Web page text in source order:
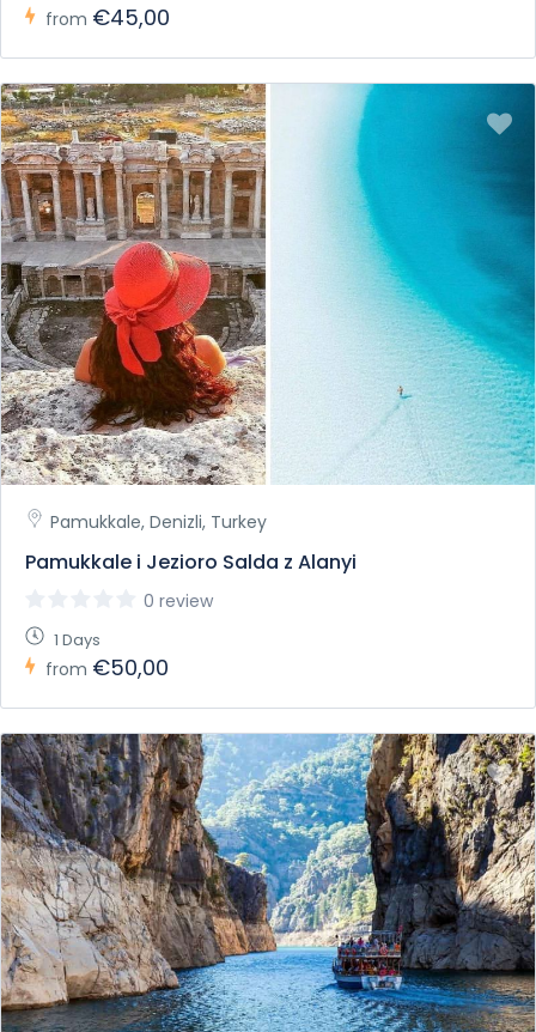
from €45,00
Pamukkale, Denizli, Turkey
Pamukkale i Jezioro Salda z Alanyi
0 review
1 Days
from €50,00